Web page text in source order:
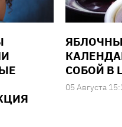
СОБОЙ В
05 Августа